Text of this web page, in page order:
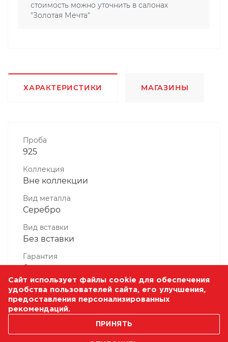
стоимость можно уточнить в салонах
"Золотая Мечта"
ХАРАКТЕРИСТИКИ МАГАЗИНЫ
Проба
925
Коллекция
Вне коллекции
Вид металла
Серебро
Вид вставки
Без вставки
Гарантия
6 месяцев
Комплектность, шт
1 Штука
Масса, гр
Сайт использует файлы cookie для обеспечения
удобства пользователей сайта, его улучшения,
предоставления персонализированных
рекомендаций.
ПРИНЯТЬ